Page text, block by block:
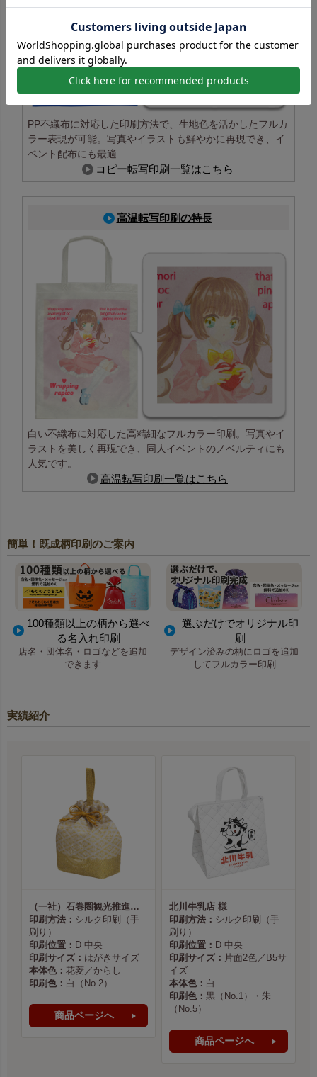
PP不織布に対応した印刷方法で、生地色を活かしたフルカ
ラー表現が可能。写真やイラストも鮮やかに再現でき、イ
ベント配布にも最適
コピー転写印刷一覧はこちら
高温転写印刷の特長
白い不織布に対応した高精細なフルカラー印刷。写真やイ
ラストを美しく再現でき、同人イベントのノベルティにも
人気です。
高温転写印刷一覧はこちら
簡単！既成柄印刷のご案内
100種類以上の柄から選べ
る名入れ印刷
店名・団体名・ロゴなどを追加
できます
選ぶだけでオリジナル印
刷
デザイン済みの柄にロゴを追加
してフルカラー印刷
実績紹介
（一社）石巻圏観光推進機構様
印刷方法： シルク印刷（手
刷り）
印刷位置： D 中央
印刷サイズ： はがきサイズ
本体色： 花菱／からし
印刷色： 白（No.2）
商品ページへ
北川牛乳店 様
印刷方法： シルク印刷（手
刷り）
印刷位置： D 中央
印刷サイズ： 片面2色／B5サ
イズ
本体色： 白
印刷色： 黒（No.1）・朱
（No.5）
商品ページへ